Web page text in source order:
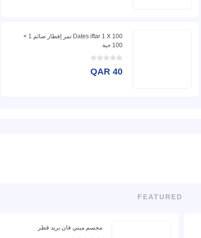
Dates iftar 1 X 100 تمر إفطار صائم 1 ×
100 حبة
QAR 40
FEATURED
مجسم ميني فان بريد قطر